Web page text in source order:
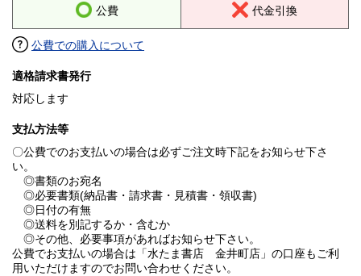
公費 代金引換
公費での購入について
適格請求書発行
対応します
支払方法等
〇公費でのお支払いの場合は必ずご注文時下記をお知らせ下さ
い。
◎書類のお宛名
◎必要書類(納品書・請求書・見積書・領収書)
◎日付の有無
◎送料を別記するか・含むか
◎その他、必要事項があればお知らせ下さい。
公費でお支払いの場合は「水たま書店 金井町店」の口座もご利
用いただけますのでお問い合わせください。